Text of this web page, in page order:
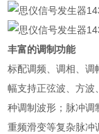
丰富的调制功能
标配调频、调相、调
幅支持正弦波、方波
种调制波形；脉冲调
重频滑变等复杂脉冲